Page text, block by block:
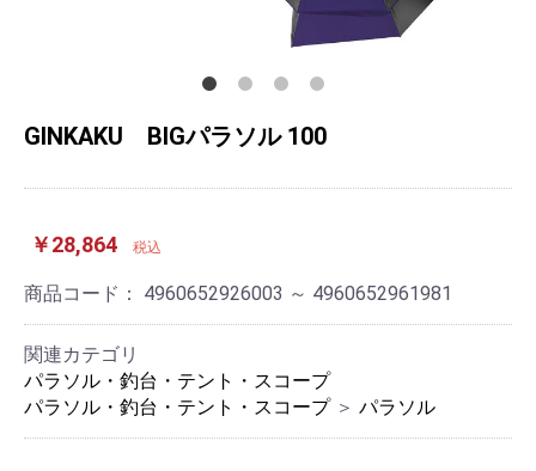
GINKAKU BIGパラソル 100
￥28,864 税込
商品コード： 4960652926003 ～ 4960652961981
関連カテゴリ
パラソル・釣台・テント・スコープ
パラソル・釣台・テント・スコープ ＞ パラソル